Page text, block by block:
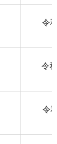
令
令
令